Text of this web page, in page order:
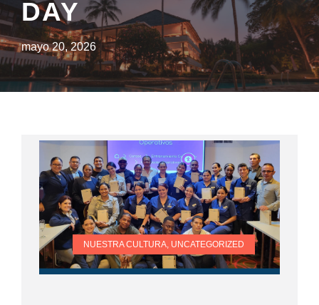
DAY
mayo 20, 2026
NUESTRA CULTURA, UNCATEGORIZED